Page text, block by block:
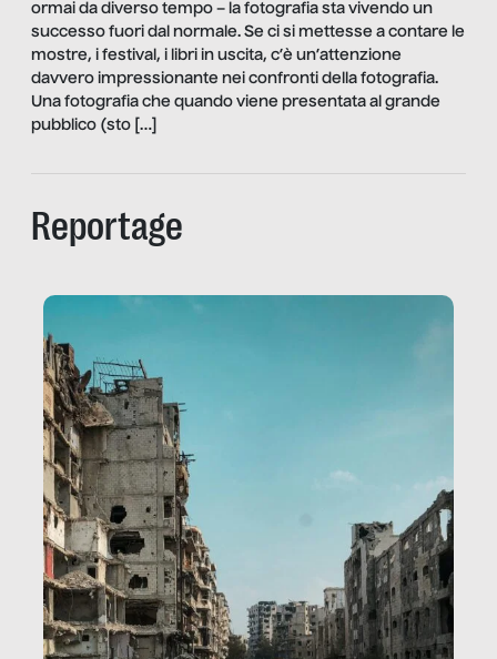
ormai da diverso tempo – la fotografia sta vivendo un
successo fuori dal normale. Se ci si mettesse a contare le
mostre, i festival, i libri in uscita, c’è un’attenzione
davvero impressionante nei confronti della fotografia.
Una fotografia che quando viene presentata al grande
pubblico (sto […]
Reportage